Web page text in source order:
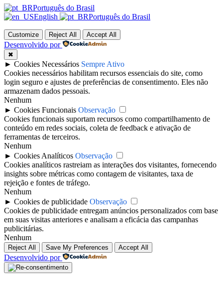
Português do Brasil
English
Português do Brasil
Customize Reject All Accept All
Desenvolvido por
✖
► Cookies Necessários Sempre Ativo
Cookies necessários habilitam recursos essenciais do site, como
login seguro e ajustes de preferências de consentimento. Eles não
armazenam dados pessoais.
Nenhum
► Cookies Funcionais Observação
Cookies funcionais suportam recursos como compartilhamento de
conteúdo em redes sociais, coleta de feedback e ativação de
ferramentas de terceiros.
Nenhum
► Cookies Analíticos Observação
Cookies analíticos rastreiam as interações dos visitantes, fornecendo
insights sobre métricas como contagem de visitantes, taxa de
rejeição e fontes de tráfego.
Nenhum
► Cookies de publicidade Observação
Cookies de publicidade entregam anúncios personalizados com base
em suas visitas anteriores e analisam a eficácia das campanhas
publicitárias.
Nenhum
Reject All Save My Preferences Accept All
Desenvolvido por